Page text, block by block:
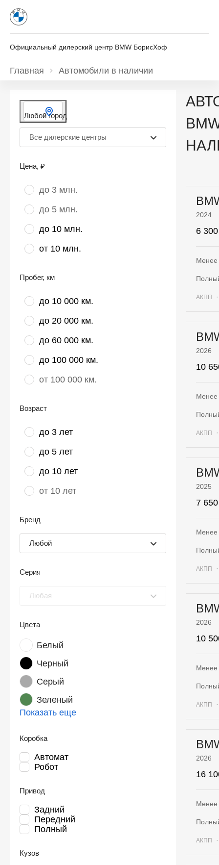
Официальный дилерский центр BMW БорисХоф
Главная Автомобили в наличии
Любой город
Все дилерские центры
Цена, ₽
до 3 млн.
до 5 млн.
до 10 млн.
от 10 млн.
Пробег, км
до 10 000 км.
до 20 000 км.
до 60 000 км.
до 100 000 км.
от 100 000 км.
Возраст
до 3 лет
до 5 лет
до 10 лет
от 10 лет
Бренд
Любой
Серия
Любая
Цвета
Белый
Черный
Серый
Зеленый
Показать еще
Коробка
Автомат
Робот
Привод
Задний
Передний
Полный
Кузов
2024
6
Менее
АКПП
2026
10
Менее
АКПП
2025
7
Менее
АКПП
2026
10
Менее
АКПП
2026
16
Менее
АКПП